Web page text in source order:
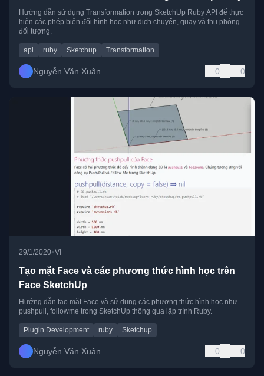
Hướng dẫn sử dụng Transformation trong SketchUp Ruby API để thực
hiện các phép biến đổi hình học như dịch chuyển, quay và thu phóng
đối tượng.
api ruby Sketchup Transformation
Nguyễn Văn Xuân 0 0
29/1/2020•VI
Tạo mặt Face và các phương thức hình học trên
Face SketchUp
Hướng dẫn tạo mặt Face và sử dụng các phương thức hình học như
pushpull, followme trong SketchUp thông qua lập trình Ruby.
Plugin Development ruby Sketchup
Nguyễn Văn Xuân 0 0